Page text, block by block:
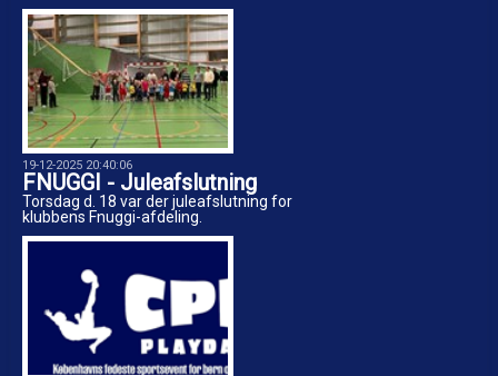
19-12-2025 20:40:06
FNUGGI - Juleafslutning
Torsdag d. 18 var der juleafslutning for
klubbens Fnuggi-afdeling.